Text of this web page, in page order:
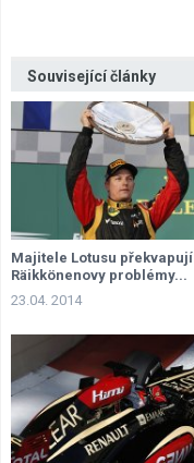
Související články
Majitele Lotusu překvapují
Räikkönenovy problémy...
23.04. 2014